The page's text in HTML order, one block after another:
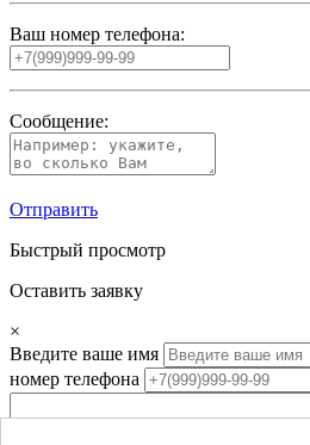
Ваш номер телефона:
Сообщение:
Отправить
Быстрый просмотр
Оставить заявку
×
Введите ваше имя
номер телефона